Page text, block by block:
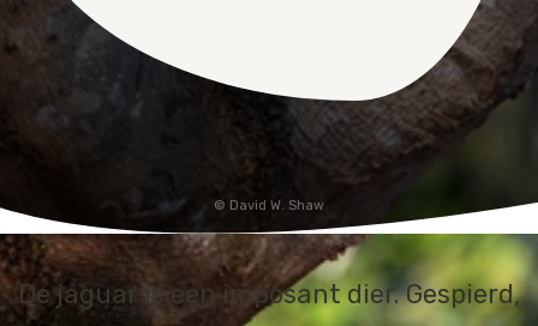
David W. Shaw
De jaguar is een imposant dier. Gespierd,
Neushoorn
Steur
Tijger